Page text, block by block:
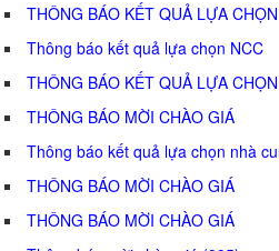
THÔNG BÁO KẾT QUẢ LỰA
Thông báo kết quả lựa chọn NCC
THÔNG BÁO KẾT QUẢ LỰA
THÔNG BÁO MỜI CHÀO GIÁ
Thông báo kết quả lựa chọn nhà
THÔNG BÁO MỜI CHÀO GIÁ
THÔNG BÁO MỜI CHÀO GIÁ